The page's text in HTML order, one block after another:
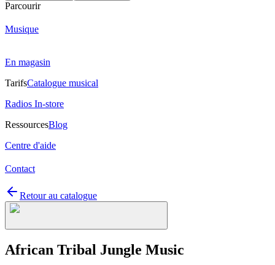
Parcourir
Musique
En magasin
TarifsCatalogue musical
Radios In-store
RessourcesBlog
Centre d'aide
Contact
Retour au catalogue
African Tribal Jungle Music